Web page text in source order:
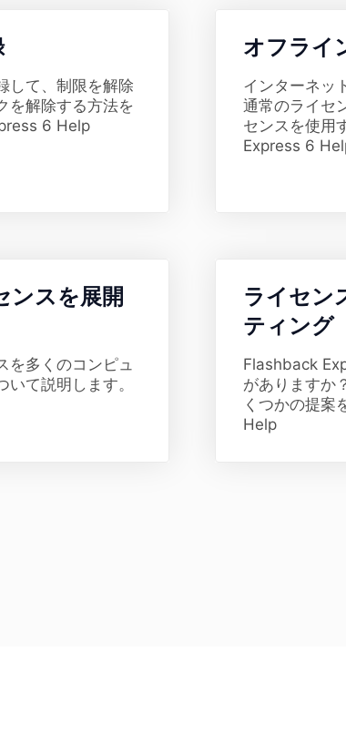
して、制限を解除
を解除する方法を
6 Help
オフライ
インターネッ
通常のライセ
センスを使用
Express 6
ンスを展開
を多くのコンピュ
て説明します。
ライセン
ティング
Flashback
がありますか
くつかの提案
Help